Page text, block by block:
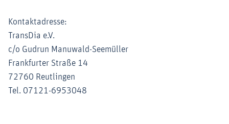
Kontaktadresse:
TransDia e.V.
c/o Gudrun Manuwald-Seemüller
Frankfurter Straße 14
72760 Reutlingen
Tel. 07121-6953048